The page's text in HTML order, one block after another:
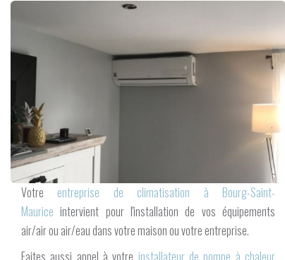
Votre entreprise de climatisation à Bourg-Saint-
Maurice intervient pour l'installation de vos équipements
air/air ou air/eau dans votre maison ou votre entreprise.
Faites aussi appel à votre installateur de pompe à chaleur